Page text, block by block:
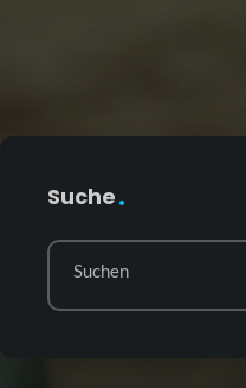
Suche
Suchen